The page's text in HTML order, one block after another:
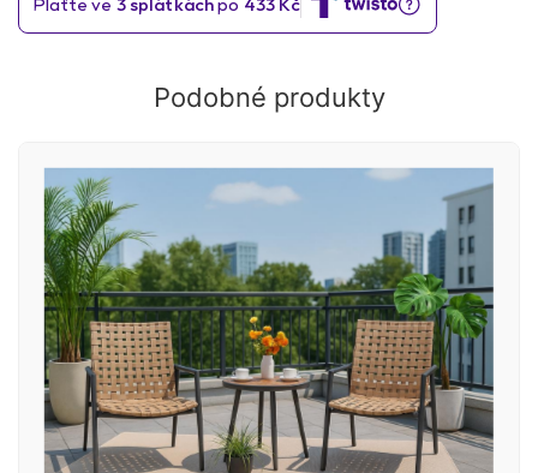
Podobné produkty